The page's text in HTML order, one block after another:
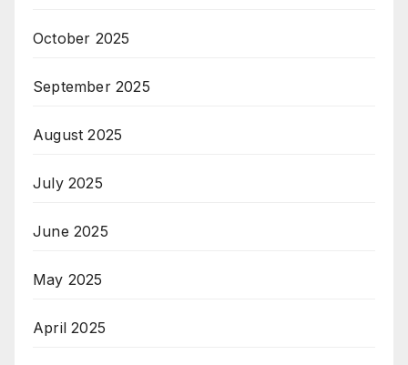
October 2025
September 2025
August 2025
July 2025
June 2025
May 2025
April 2025